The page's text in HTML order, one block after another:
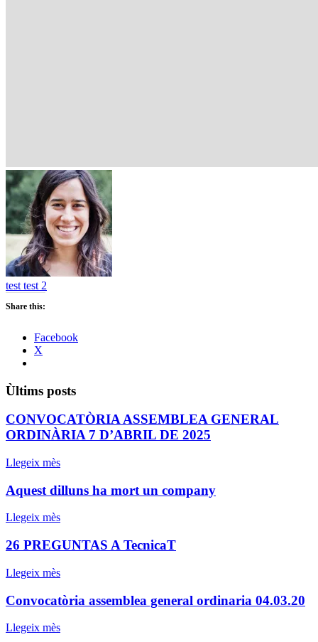
test test 2
Share this:
Facebook
X
Ùltims posts
CONVOCATÒRIA ASSEMBLEA GENERAL
ORDINÀRIA 7 D’ABRIL DE 2025
Llegeix mès
Aquest dilluns ha mort un company
Llegeix mès
26 PREGUNTAS A TecnicaT
Llegeix mès
Convocatòria assemblea general ordinaria 04.03.20
Llegeix mès